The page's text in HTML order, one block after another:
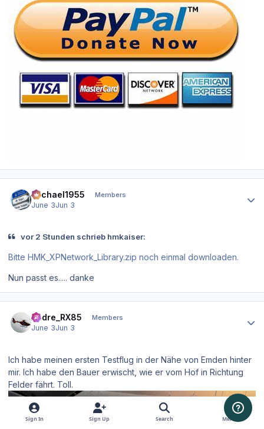
Michael1955 Members
June 3Jun 3
vor 2 Stunden schrieb hmkaiser:
Bitte HMK_XPNetwork_Library.zip noch einmal downloaden.
Nun passt es..... danke
Andre_RX85 Members
June 3Jun 3
Ich habe meinen ersten Testflug in der Nähe von Emden hinter
mir. Ich habe den Bauer erwischt, wie er vom Hof in Richtung
Felder fährt. Toll.
Sign In Sign Up Search Menu